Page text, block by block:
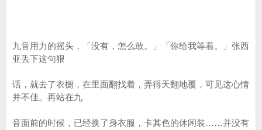
九音用力的摇头，「没有，怎么敢。」「你给我等着。」张西
亚丢下这句狠
话，就去了衣橱，在里面翻找着，弄得天翻地覆，可见这心情
并不佳。再站在九
音面前的时候，已经换了身衣服，卡其色的休闲装……并没有